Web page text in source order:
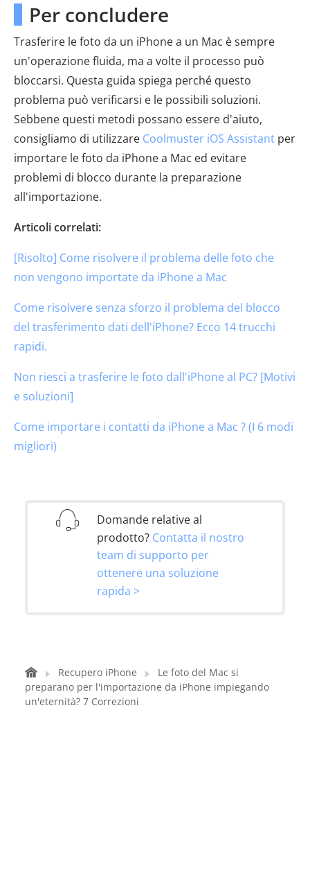
Per concludere
Trasferire le foto da un iPhone a un Mac è sempre
un'operazione fluida, ma a volte il processo può
bloccarsi. Questa guida spiega perché questo
problema può verificarsi e le possibili soluzioni.
Sebbene questi metodi possano essere d'aiuto,
consigliamo di utilizzare Coolmuster iOS Assistant per
importare le foto da iPhone a Mac ed evitare
problemi di blocco durante la preparazione
all'importazione.
Articoli correlati:
[Risolto] Come risolvere il problema delle foto che
non vengono importate da iPhone a Mac
Come risolvere senza sforzo il problema del blocco
del trasferimento dati dell'iPhone? Ecco 14 trucchi
rapidi.
Non riesci a trasferire le foto dall'iPhone al PC? [Motivi
e soluzioni]
Come importare i contatti da iPhone a Mac ? (I 6 modi
migliori)
Domande relative al
prodotto? Contatta il nostro
team di supporto per
ottenere una soluzione
rapida >
Recupero iPhone
Le foto del Mac si
preparano per l'importazione da iPhone impiegando
un'eternità? 7 Correzioni